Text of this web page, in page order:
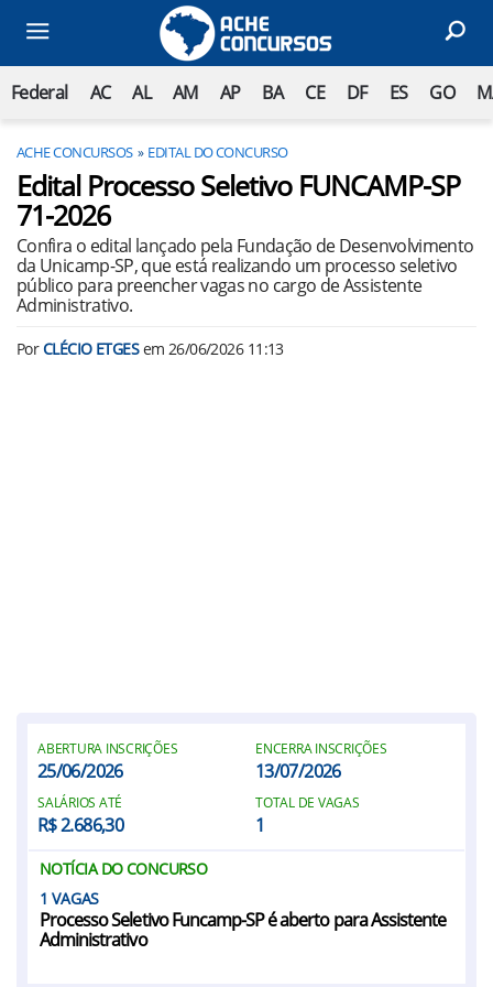
Federal AC AL AM AP BA CE DF ES GO
ACHE CONCURSOS EDITAL DO CONCURSO
Edital Processo Seletivo FUNCAMP-SP
71-2026
Confira o edital lançado pela Fundação de Desenvolvimento
da Unicamp-SP, que está realizando um processo seletivo
público para preencher vagas no cargo de Assistente
Administrativo.
PorCLÉCIO ETGESem 26/06/2026 11:13
ABERTURA INSCRIÇÕES
25/06/2026
ENCERRA INSCRIÇÕES
13/07/2026
SALÁRIOS ATÉ
R$ 2.686,30
TOTAL DE VAGAS
1
NOTÍCIA DO CONCURSO
1
Processo Seletivo Funcamp-SP é aberto para Assistente
Administrativo